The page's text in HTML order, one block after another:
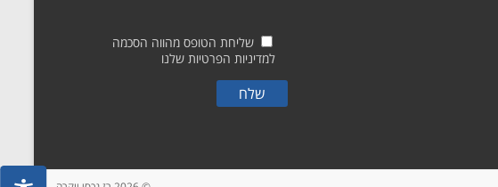
שליחת הטופס מהווה הסכמה
למדיניות הפרטיות שלנו